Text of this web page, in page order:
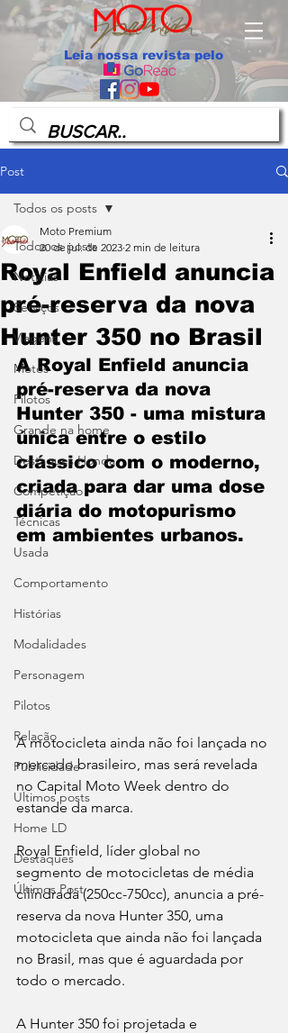
Leia nossa revista pelo
Post
Todos os posts
Notícias
Serviços
Viagens
Motos
Pilotos
Grande na home
Destaques Honda
Competição
Técnicas
Usada
Comportamento
Histórias
Modalidades
Personagem
Pilotos
Relação
Publicidade
Ultimos posts
Home LD
Destaques
Últimos Post
Todos os posts
Royal Enfield anuncia
pré-reserva da nova
Hunter 350 no Brasil
Moto Premium
20 de jul. de 2023 2 min de leitura
A Royal Enfield anuncia
pré-reserva da nova
Hunter 350 - uma mistura
única entre o estilo
clássico com o moderno,
criada para dar uma dose
diária do motopurismo
em ambientes urbanos.
A motocicleta ainda não foi lançada no
mercado brasileiro, mas será revelada
no Capital Moto Week dentro do
estande da marca.
Royal Enfield, líder global no
segmento de motocicletas de média
cilindrada (250cc-750cc), anuncia a pré-
reserva da nova Hunter 350, uma
motocicleta que ainda não foi lançada
no Brasil, mas que é aguardada por
todo o mercado.
A Hunter 350 foi projetada e